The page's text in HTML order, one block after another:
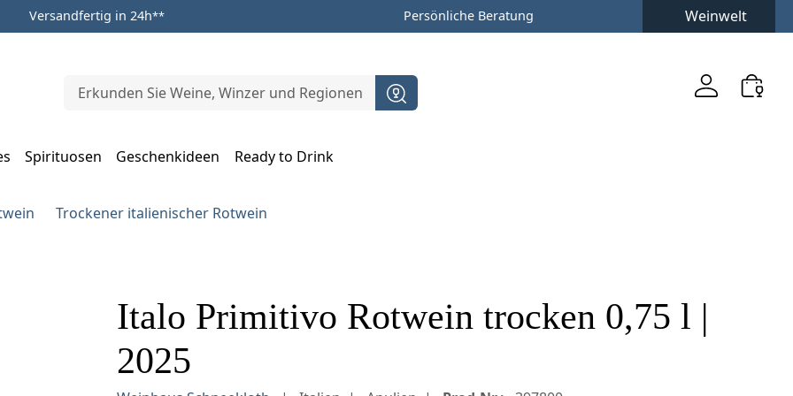
Versandfertig in 24h** Persönliche Beratung Weinwelt
Spirituosen Geschenkideen
Ready to Drink
Trockener italienischer Rotwein
Italo Primitivo Rotwein trocken 0,75 l |
2025